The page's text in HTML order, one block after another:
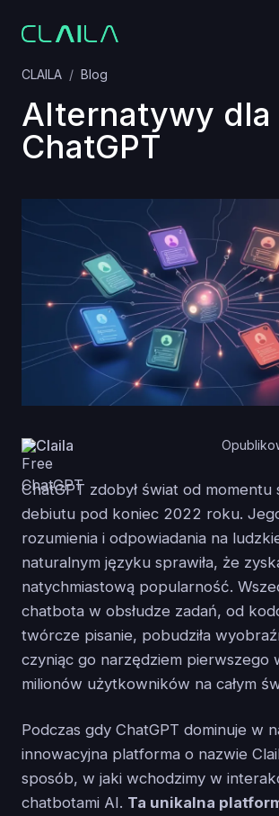
CLAILA Blog
Alternatywy dla
ChatGPT
Claila
ChatGPT zdobył świat od momentu
debiutu pod koniec 2022 roku.
rozumienia i odpowiadania na
naturalnym języku sprawiła, że
natychmiastową popularność.
chatbota w obsłudze zadań, od
twórcze pisanie, pobudziła
czyniąc go narzędziem pierwszego
milionów użytkowników na całym
Podczas gdy ChatGPT dominuje w
innowacyjna platforma o nazwie
sposób, w jaki wchodzimy w
chatbotami AI. Ta unikalna